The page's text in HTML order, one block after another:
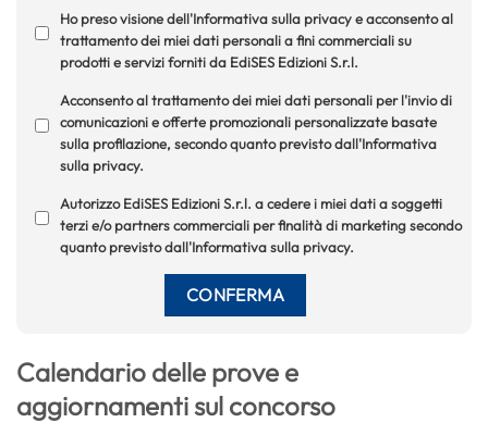
Ho preso visione dell'Informativa sulla privacy e acconsento al
trattamento dei miei dati personali a fini commerciali su
prodotti e servizi forniti da EdiSES Edizioni S.r.l.
Acconsento al trattamento dei miei dati personali per l'invio di
comunicazioni e offerte promozionali personalizzate basate
sulla profilazione, secondo quanto previsto dall'Informativa
sulla privacy.
Autorizzo EdiSES Edizioni S.r.l. a cedere i miei dati a soggetti
terzi e/o partners commerciali per finalità di marketing secondo
quanto previsto dall'Informativa sulla privacy.
Calendario delle prove e
aggiornamenti sul concorso